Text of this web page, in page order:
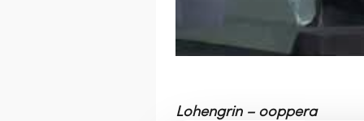
Lohengrin – ooppera